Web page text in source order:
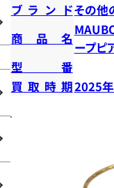
ブランドその他
商品名
ープピ
型番
買取時期2025